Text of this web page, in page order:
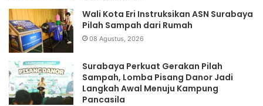
Wali Kota Eri Instruksikan ASN Surabaya
Pilah Sampah dari Rumah
08 Agustus, 2026
Surabaya Perkuat Gerakan Pilah
Sampah, Lomba Pisang Danor Jadi
Langkah Awal Menuju Kampung
Pancasila